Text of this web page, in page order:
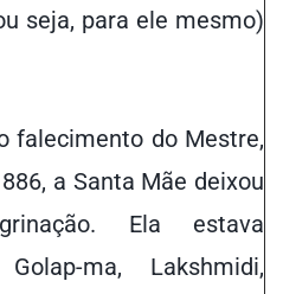
seja, para ele mesmo)
falecimento do Mestre,
a Santa Mãe deixou
Ela estava
ma, Lakshmidi,